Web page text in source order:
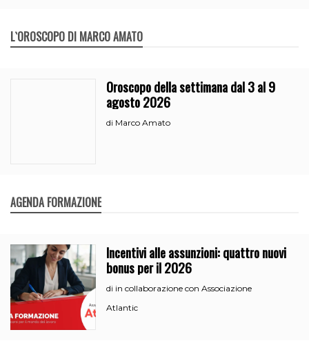
L`OROSCOPO DI MARCO AMATO
Oroscopo della settimana dal 3 al 9
agosto 2026
di Marco Amato
AGENDA FORMAZIONE
Incentivi alle assunzioni: quattro nuovi
bonus per il 2026
di in collaborazione con Associazione
Atlantic